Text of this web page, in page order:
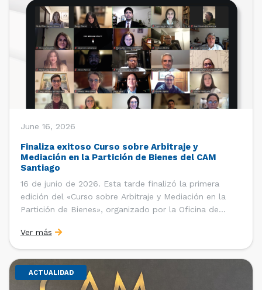
June 16, 2026
Finaliza exitoso Curso sobre Arbitraje y
Mediación en la Partición de Bienes del CAM
Santiago
16 de junio de 2026. Esta tarde finalizó la primera
edición del «Curso sobre Arbitraje y Mediación en la
Partición de Bienes», organizado por la Oficina de
Arbitraje y Mediación (CAM) de la Cámara de Comercio
de Santiago (CCS). El curso contó con […]
Ver más
ACTUALIDAD